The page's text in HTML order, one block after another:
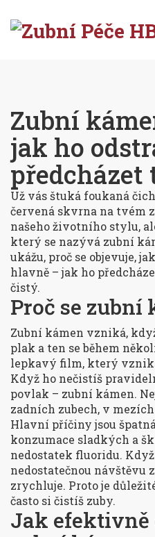
Zubní
jak ho
předcházet
Už vás štuká foukaná
červená skvrna na tvém
našeho životního stylu,
který se nazývá zubní
ukážu, proč se objevuje,
hlavně – jak ho
čistý.
Proč se
Zubní kámen vzniká,
plak a ten se během
lepkavý film, který
Když ho nečistíš
povlak – zubní kámen.
zadních zubech, v
Hlavní příčiny jsou
konzumace sladkých a
nedostatek fluoridu.
nedostatečnou návštěvu
zrychluje. Proto je
často si čistíš zuby.
Jak